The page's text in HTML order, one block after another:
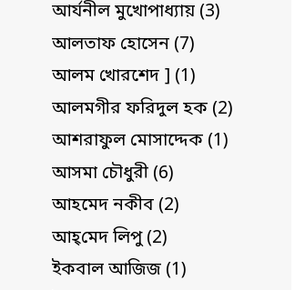
আর্যনীল মুখোপাধ্যায় (3)
আলতাফ হোসেন (7)
আলম খোরশেদ ] (1)
আলমগীর ফরিদুল হক (2)
আশরাফুল মোসাদ্দেক (1)
আসমা চৌধুরী (6)
আহমেদ নকীব (2)
আহ্‌মেদ লিপু (2)
ইকবাল আজিজ (1)